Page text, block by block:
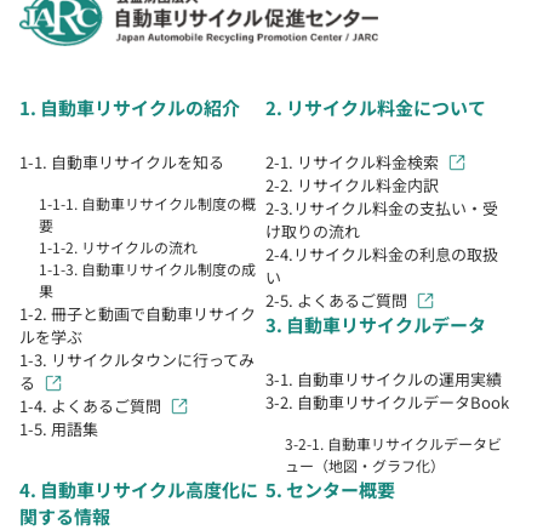
1. 自動車リサイクルの紹介
1-1. 自動車リサイクルを知る
1-1-1. 自動車リサイクル制度の概
要
1-1-2. リサイクルの流れ
1-1-3. 自動車リサイクル制度の成
果
1-2. 冊子と動画で自動車リサイク
ルを学ぶ
1-3. リサイクルタウンに行ってみ
る
1-4. よくあるご質問
1-5. 用語集
2. リサイクル料金について
2-1. リサイクル料金検索
2-2. リサイクル料金内訳
2-3.リサイクル料金の支払い・受
け取りの流れ
2-4.リサイクル料金の利息の取扱
い
2-5. よくあるご質問
3. 自動車リサイクルデータ
3-1. 自動車リサイクルの運用実績
3-2. 自動車リサイクルデータBook
3-2-1. 自動車リサイクルデータビ
ュー（地図・グラフ化）
4. 自動車リサイクル高度化に
関する情報
5. センター概要